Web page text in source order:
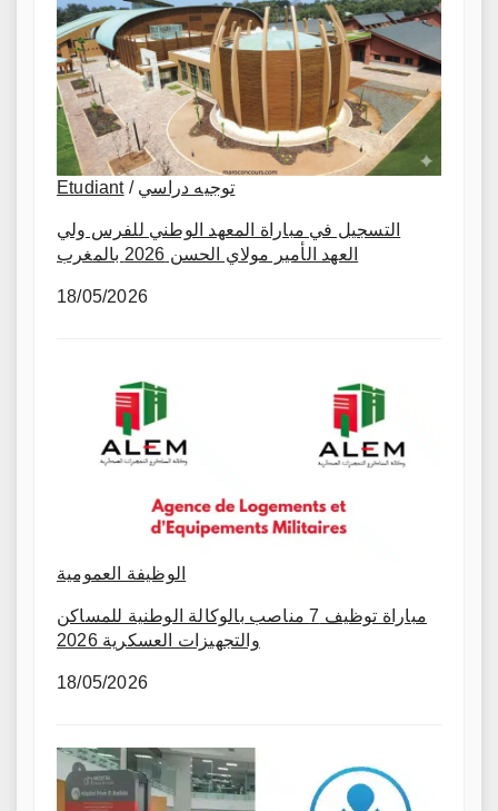
Etudiant/ توجيه دراسي
التسجيل في مباراة المعهد الوطني للفرس ولي
العهد الأمير مولاي الحسن 2026 بالمغرب
18/05/2026
الوظيفة العمومية
مباراة توظيف 7 مناصب بالوكالة الوطنية للمساكن
والتجهيزات العسكرية 2026
18/05/2026